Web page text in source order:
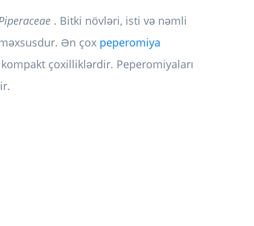
. Bitki növləri, isti və nəmli
Ən çox peperomiya
çoxilliklərdir. Peperomiyaları